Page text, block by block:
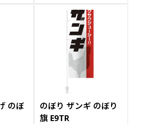
のぼ
のぼり ザンギ のぼり
旗 E9TR